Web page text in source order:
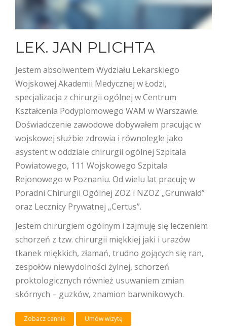
LEK. JAN PLICHTA
Jestem absolwentem Wydziału Lekarskiego
Wojskowej Akademii Medycznej w Łodzi,
specjalizacja z chirurgii ogólnej w Centrum
Kształcenia Podyplomowego WAM w Warszawie.
Doświadczenie zawodowe dobywałem pracując w
wojskowej służbie zdrowia i równolegle jako
asystent w oddziale chirurgii ogólnej Szpitala
Powiatowego, 111 Wojskowego Szpitala
Rejonowego w Poznaniu. Od wielu lat pracuję w
Poradni Chirurgii Ogólnej ZOZ i NZOZ „Grunwald”
oraz Lecznicy Prywatnej „Certus”.
Jestem chirurgiem ogólnym i zajmuję się leczeniem
schorzeń z tzw. chirurgii miękkiej jaki i urazów
tkanek miękkich, złamań, trudno gojących się ran,
zespołów niewydolności żylnej, schorzeń
proktologicznych również usuwaniem zmian
skórnych – guzków, znamion barwnikowych.
Zobacz cennik Umów wizytę